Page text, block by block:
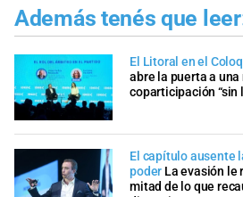
Además tenés que
El Litoral en el
abre la puerta a una
coparticipación “sin
El capítulo ausente
poder La evasión le
mitad de lo que